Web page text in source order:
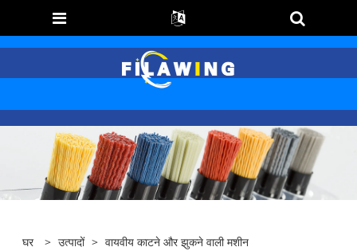
घर > उत्पादों > वायवीय काटने और झुकने वाली मशीन